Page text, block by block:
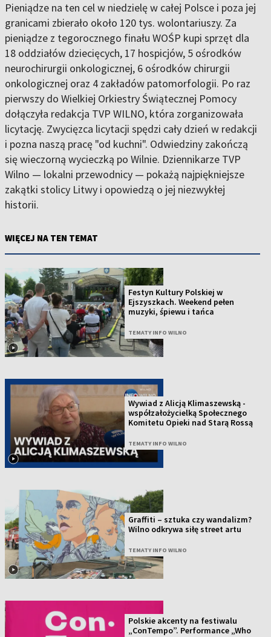
Pieniądze na ten cel w niedzielę w całej Polsce i poza jej
granicami zbierało około 120 tys. wolontariuszy. Za
pieniądze z tegorocznego finału WOŚP kupi sprzęt dla
18 oddziałów dziecięcych, 17 hospicjów, 5 ośrodków
neurochirurgii onkologicznej, 6 ośrodków chirurgii
onkologicznej oraz 4 zakładów patomorfologii. Po raz
pierwszy do Wielkiej Orkiestry Świątecznej Pomocy
dołączyła redakcja TVP WILNO, która zorganizowała
licytację. Zwycięzca licytacji spędzi cały dzień w redakcji
i pozna naszą pracę "od kuchni". Odwiedziny zakończą
się wieczorną wycieczką po Wilnie. Dziennikarze TVP
Wilno — lokalni przewodnicy — pokażą najpiękniejsze
zakątki stolicy Litwy i opowiedzą o jej niezwykłej
historii.
WIĘCEJ NA TEN TEMAT
Festyn Kultury Polskiej w
Ejszyszkach. Weekend pełen
muzyki, śpiewu i tańca
TEMATY INFO WILNO
Wywiad z Alicją Klimaszewską -
współzałożycielką Społecznego
Komitetu Opieki nad Starą Rossą
TEMATY INFO WILNO
Graffiti – sztuka czy wandalizm?
Wilno odkrywa siłę street artu
TEMATY INFO WILNO
Polskie akcenty na festiwalu
„ConTempo”. Performance „Who